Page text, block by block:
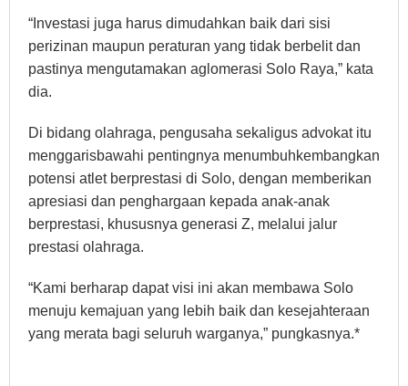
“Investasi juga harus dimudahkan baik dari sisi
perizinan maupun peraturan yang tidak berbelit dan
pastinya mengutamakan aglomerasi Solo Raya,” kata
dia.
Di bidang olahraga, pengusaha sekaligus advokat itu
menggarisbawahi pentingnya menumbuhkembangkan
potensi atlet berprestasi di Solo, dengan memberikan
apresiasi dan penghargaan kepada anak-anak
berprestasi, khususnya generasi Z, melalui jalur
prestasi olahraga.
“Kami berharap dapat visi ini akan membawa Solo
menuju kemajuan yang lebih baik dan kesejahteraan
yang merata bagi seluruh warganya,” pungkasnya.*